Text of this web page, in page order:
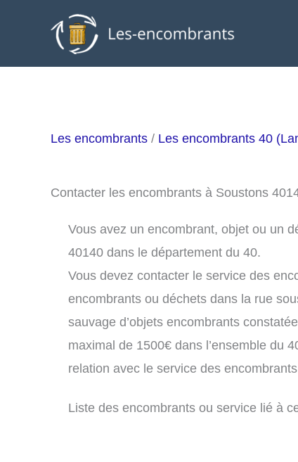
Les encombrants / Les encombrants 40
Contacter les encombrants à Soustons
Vous avez un encombrant, objet ou un
40140 dans le département du 40.
Vous devez contacter le service des
encombrants ou déchets dans la rue
sauvage d’objets encombrants
maximal de 1500€ dans l’ensemble du
relation avec le service des
Liste des encombrants ou service lié à